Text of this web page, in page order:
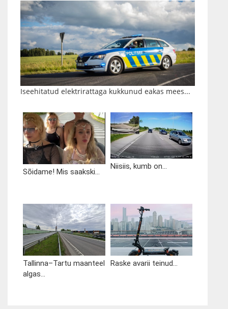
Iseehitatud elektrirattaga kukkunud eakas mees...
Sõidame! Mis saakski...
Niisiis, kumb on...
Tallinna–Tartu maanteel
algas...
Raske avarii teinud...